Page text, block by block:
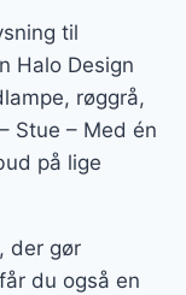
til
Halo Design
røggrå,
Stue – Med én
på lige
der gør
du også en